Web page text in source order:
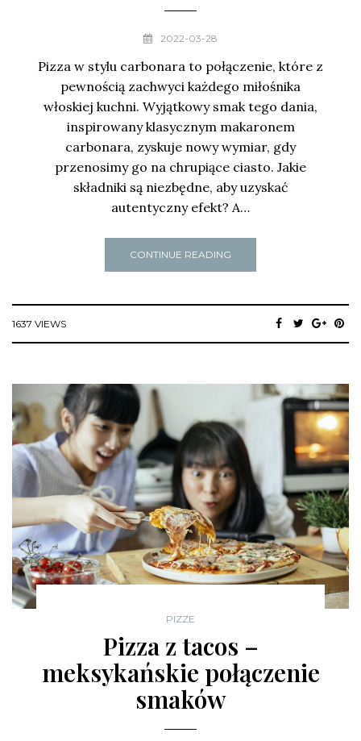
2022-03-28
Pizza w stylu carbonara to połączenie, które z
pewnością zachwyci każdego miłośnika
włoskiej kuchni. Wyjątkowy smak tego dania,
inspirowany klasycznym makaronem
carbonara, zyskuje nowy wymiar, gdy
przenosimy go na chrupiące ciasto. Jakie
składniki są niezbędne, aby uzyskać
autentyczny efekt? A…
CONTINUE READING
1637 VIEWS
PIZZE
Pizza z tacos –
meksykańskie połączenie
smaków